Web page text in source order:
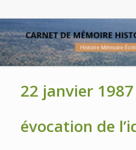
22 janvier
évocation de